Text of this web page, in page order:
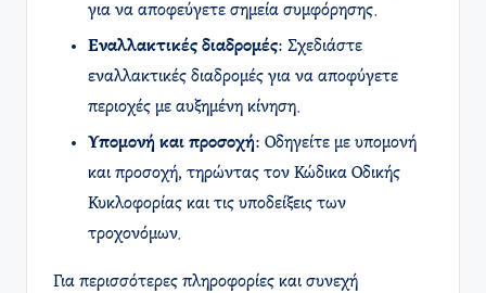
για να αποφεύγετε σημεία συμφόρησης.
Εναλλακτικές διαδρομές: Σχεδιάστε
εναλλακτικές διαδρομές για να αποφύγετε
περιοχές με αυξημένη κίνηση.
Υπομονή και προσοχή: Οδηγείτε με υπομονή
και προσοχή, τηρώντας τον Κώδικα Οδικής
Κυκλοφορίας και τις υποδείξεις των
τροχονόμων.
Για περισσότερες πληροφορίες και συνεχή